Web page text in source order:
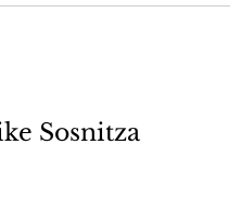
Sosnitza